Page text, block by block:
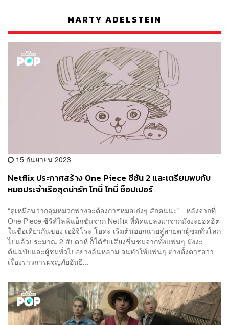
MARTY ADELSTEIN
15 กันยายน 2023
Netflix ประกาศสร้าง One Piece ซีซัน 2 และเตรียมพบกับ
หมอประจำเรือสุดน่ารัก โทนี่ โทนี่ ช็อปเปอร์
“ดูเหมือนว่ากลุ่มหมวกฟางจะต้องการหมอเก่งๆ สักคนนะ” หลังจากที่
One Piece ซีรีส์ไลฟ์แอ็กชันจาก Netflix ที่ดัดแปลงมาจากมังงะยอดฮิต
ในชื่อเดียวกันของ เออิจิโระ โอดะ เริ่มต้นออกฉายสู่สายตาผู้ชมทั่วโลก
ไปแล้วประมาณ 2 สัปดาห์ ก็ได้รับเสียงชื่นชมจากทั้งแฟนๆ มังงะ
ต้นฉบับและผู้ชมทั่วไปอย่างล้นหลาม จนทำให้แฟนๆ ต่างตั้งตารอว่า
เรื่องราวการผจญภัยอันยิ...